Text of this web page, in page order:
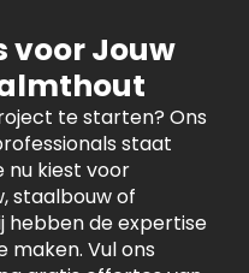
voor Jouw
te starten? Ons
staat
nu kiest voor
staalbouw of
hebben de expertise
maken. Vul ons